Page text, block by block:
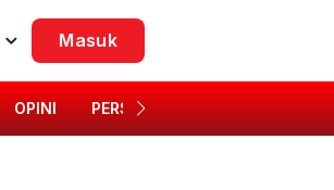
Masuk
OPINI PERSONA